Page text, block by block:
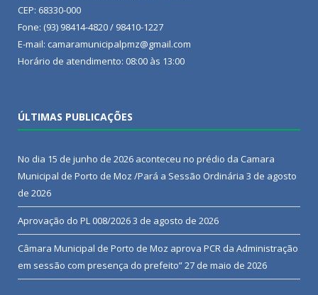
CEP: 68330-000
Fone: (93) 98414-4820 / 98410-1227
E-mail: camaramunicipalpmz@gmail.com
Horário de atendimento: 08:00 às 13:00
ÚLTIMAS PUBLICAÇÕES
No dia 15 de junho de 2026 aconteceu no prédio da Camara
Municipal de Porto de Moz /Pará a Sessão Ordinária 3 de agosto
de 2026
Aprovação do PL 008/20263 de agosto de 2026
Câmara Municipal de Porto de Moz aprova PCR da Administração
em sessão com presença do prefeito”27 de maio de 2026